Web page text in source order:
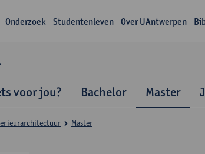
Onderzoek Studentenleven Over UAntwerpen
voor jou? Bachelor Master
Master